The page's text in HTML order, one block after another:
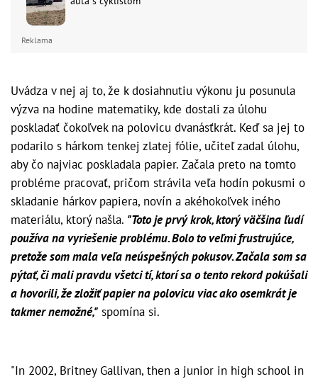
Reklama
Uvádza v nej aj to, že k dosiahnutiu výkonu ju posunula
výzva na hodine matematiky, kde dostali za úlohu
poskladať čokoľvek na polovicu dvanásťkrát. Keď sa jej to
podarilo s hárkom tenkej zlatej fólie, učiteľ zadal úlohu,
aby čo najviac poskladala papier. Začala preto na tomto
probléme pracovať, pričom strávila veľa hodín pokusmi o
skladanie hárkov papiera, novín a akéhokoľvek iného
materiálu, ktorý našla. "Toto je prvý krok, ktorý väčšina ľudí
používa na vyriešenie problému. Bolo to veľmi frustrujúce,
pretože som mala veľa neúspešných pokusov. Začala som sa
pýtať, či mali pravdu všetci tí, ktorí sa o tento rekord pokúšali
a hovorili, že zložiť papier na polovicu viac ako osemkrát je
takmer nemožné," spomína si.
"In 2002, Britney Gallivan, then a junior in high school in